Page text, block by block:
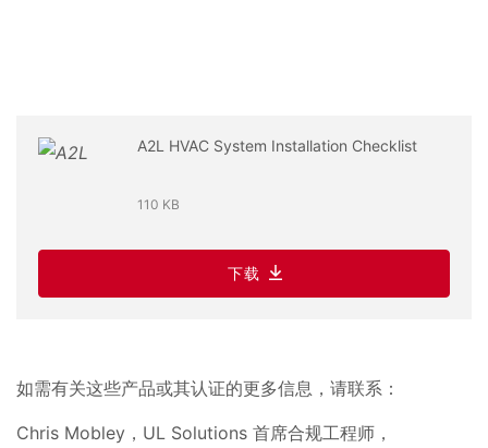
A2L HVAC System Installation Checklist
110 KB
下载
如需有关这些产品或其认证的更多信息，请联系：
Chris Mobley，UL Solutions 首席合规工程师，